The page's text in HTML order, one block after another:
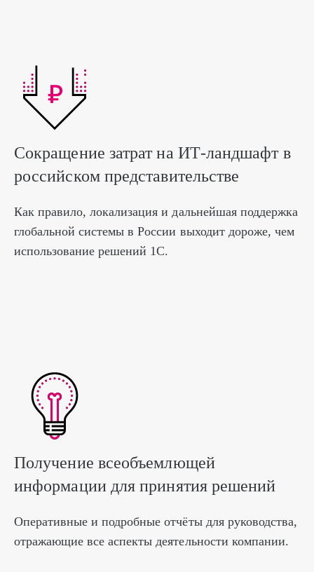
Сокращение затрат на ИТ-ландшафт в
российском представительстве
Как правило, локализация и дальнейшая поддержка
глобальной системы в России выходит дороже, чем
использование решений 1С.
Получение всеобъемлющей
информации для принятия решений
Оперативные и подробные отчёты для руководства,
отражающие все аспекты деятельности компании.